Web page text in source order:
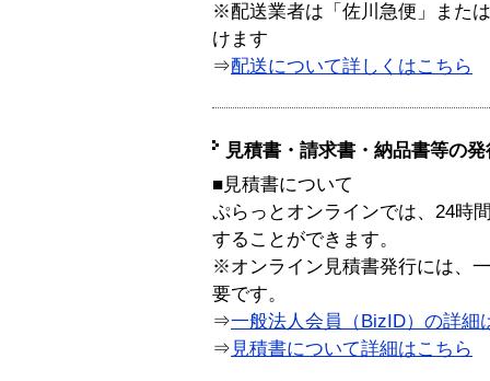
※配送業者は「佐川急便」また
けます
⇒配送について詳しくはこちら
見積書・請求書・納品書等の
■見積書について
ぷらっとオンラインでは、24時
することができます。
※オンライン見積書発行には、
要です。
⇒一般法人会員（BizID）の詳細
⇒ 見積書について詳細はこちら